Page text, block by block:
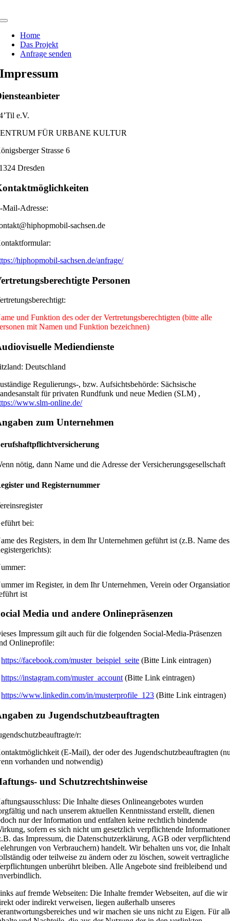
Inhalt
Toggle
NavigationHome
Das Projekt
Anfrage senden
Impressum
e.V.
FÜR URBANE KULTUR
Strasse 6
Dresden
Mail-Adresse:
sachsen.de
hiphopmobil-sachsen.de/anfrage/
Personen
und Funktion des oder der Vertretungsberechtigten (bitte alle
mit Namen und Funktion bezeichnen)
Mediendienste
Deutschland
Regulierungs-, bzw. Aufsichtsbehörde: Sächsische
für privaten Rundfunk und neue Medien (SLM) ,
www.slm-online.de/
zum Unternehmen
nötig, dann Name und die Adresse der Versicherungsgesellschaft
und Registernummer
bei:
des Registers, in dem Ihr Unternehmen geführt ist (z.B. Name des
im Register, in dem Ihr Unternehmen, Verein oder
ist
Media und andere Onlinepräsenzen
Impressum gilt auch für die folgenden Social-Media-Präsenzen
Onlineprofile:
https://facebook.com/muster_beispiel_seite (Bitte Link eintragen)
https://instagram.com/muster_account (Bitte Link eintragen)
https://www.linkedin.com/in/musterprofile_123 (Bitte Link eintragen)
zu Jugendschutzbeauftragten
r:
(E-Mail), der oder des Jugendschutzbeauftragten
vorhanden und notwendig)
und Schutzrechtshinweise
Die Inhalte dieses Onlineangebotes wurden
und nach unserem aktuellen Kenntnisstand erstellt, dienen
nur der Information und entfalten keine rechtlich bindende
sofern es sich nicht um gesetzlich verpflichtende
das Impressum, die Datenschutzerklärung, AGB oder
von Verbrauchern) handelt. Wir behalten uns vor, die
oder teilweise zu ändern oder zu löschen, soweit vertragliche
unberührt bleiben. Alle Angebote sind freibleibend und
auf fremde Webseiten: Die Inhalte fremder Webseiten, auf die wir
oder indirekt verweisen, liegen außerhalb unseres
und wir machen sie uns nicht zu Eigen. Für